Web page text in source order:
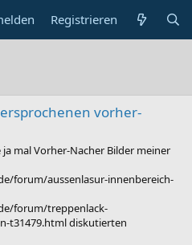
Registrieren
vorher-
mal Vorher-Nacher Bilder meiner
forum/aussenlasur-innenbereich-
forum/treppenlack-
t31479.html diskutierten